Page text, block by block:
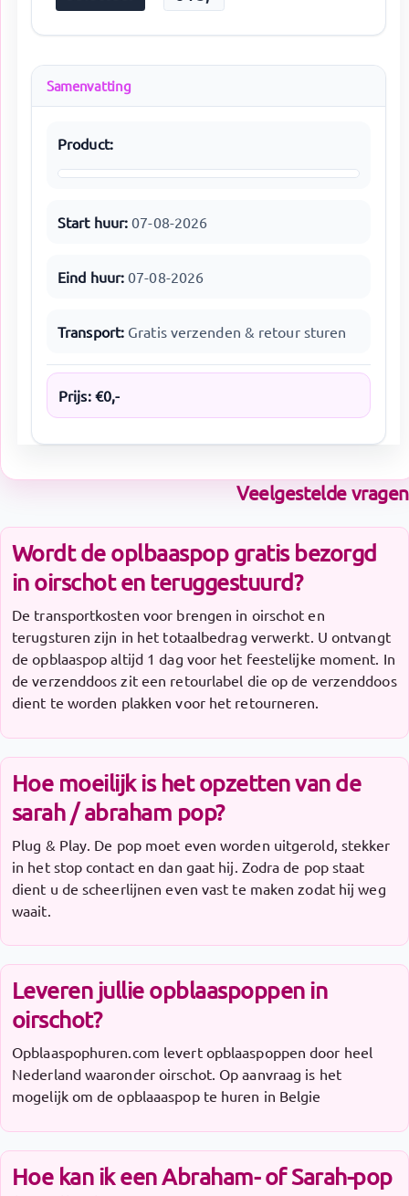
Samenvatting
Product:
Start huur: 07-08-2026
Eind huur: 07-08-2026
Transport: Gratis verzenden & retour sturen
Prijs: €0,-
Veelgestelde vragen
Wordt de oplbaaspop gratis bezorgd
in oirschot en teruggestuurd?
De transportkosten voor brengen in oirschot en
terugsturen zijn in het totaalbedrag verwerkt. U ontvangt
de opblaaspop altijd 1 dag voor het feestelijke moment. In
de verzenddoos zit een retourlabel die op de verzenddoos
dient te worden plakken voor het retourneren.
Hoe moeilijk is het opzetten van de
sarah / abraham pop?
Plug & Play. De pop moet even worden uitgerold, stekker
in het stop contact en dan gaat hij. Zodra de pop staat
dient u de scheerlijnen even vast te maken zodat hij weg
waait.
Leveren jullie opblaaspoppen in
oirschot?
Opblaaspophuren.com levert opblaaspoppen door heel
Nederland waaronder oirschot. Op aanvraag is het
mogelijk om de opblaaaspop te huren in Belgie
Hoe kan ik een Abraham- of Sarah-pop